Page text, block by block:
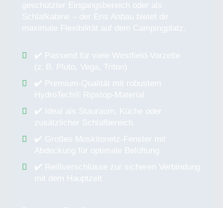
geschützter Eingangsbereich oder als
Schlafkabine – der Eris Anbau bietet dir
maximale Flexibilität auf dem Campingplatz.
✔️ Passend für viele Westfield-Vorzelte
(z. B. Pluto, Vega, Triton)
✔️ Premium-Qualität mit robustem
HydroTech® Ripstop-Material
✔️ Ideal als Stauraum, Küche oder
zusätzlicher Schlafbereich
✔️ Großes Moskitonetz-Fenster mit
Abdeckung für optimale Belüftung
✔️ Reißverschlüsse zur sicheren Verbindung
mit dem Hauptzelt